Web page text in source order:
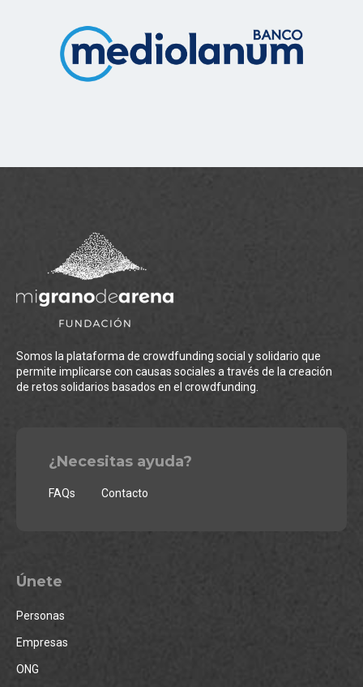
Somos la plataforma de crowdfunding social y solidario que
permite implicarse con causas sociales a través de la creación
de retos solidarios basados en el crowdfunding.
¿Necesitas ayuda?
FAQs Contacto
Únete
Personas
Empresas
ONG